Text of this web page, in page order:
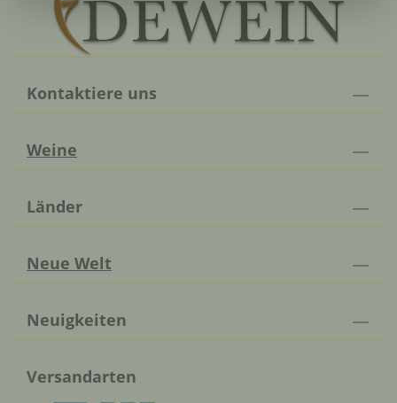
Kontaktiere uns
Weine
Länder
Neue Welt
Neuigkeiten
Versandarten